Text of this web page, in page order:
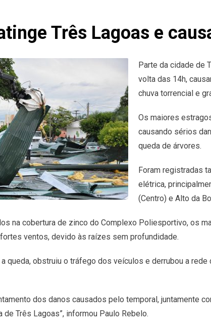
Três Lagoas e
Parte da cidade de
volta das 14h,
chuva torrencial e
Os maiores
causando sérios
queda de árvores.
Foram registradas
elétrica,
(Centro) e Alto da
na cobertura de zinco do Complexo Poliesportivo, os
ventos, devido às raízes sem profundidade.
queda, obstruiu o tráfego dos veículos e derrubou a
dos danos causados pelo temporal, juntamente
Três Lagoas”, informou Paulo Rebelo.